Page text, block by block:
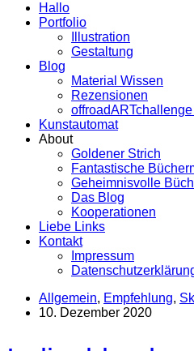
Hallo
Portfolio
Illustration
Gestaltung
Blog
Material Wissen
Rezensionen
Kunstautomat
About
Goldener Strich
Fantastische
Geheimnisvolle
Das Blog
Kooperationen
Liebe Links
Kontakt
Impressum
Allgemein, Empfehlung,
10. Dezember 2020